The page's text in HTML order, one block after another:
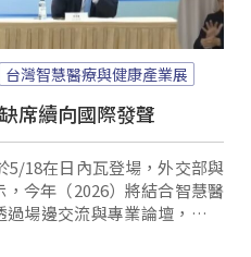
台灣智慧醫療與健康產業展
席續向國際發聲
5/18在日內瓦登場，外交部與
今年（2026）將結合智慧醫
場邊交流與專業論壇，向國